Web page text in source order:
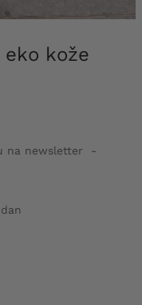
eko kože
na newsletter -